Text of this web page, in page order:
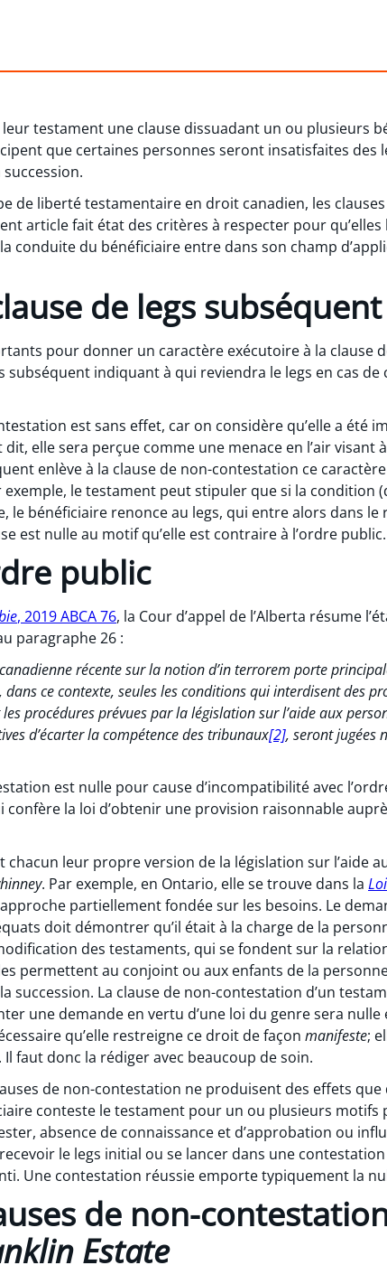
testament une clause dissuadant un ou plusieurs
que certaines personnes seront insatisfaites
de liberté testamentaire en droit canadien, les
article fait état des critères à respecter pour qu’elles
conduite du bénéficiaire entre dans son champ
de legs subséquent
pour donner un caractère exécutoire à la clause
subséquent indiquant à qui reviendra le legs en cas
est sans effet, car on considère qu’elle a été
dit, elle sera perçue comme une menace en l’air
enlève à la clause de non-contestation ce caractère
exemple, le testament peut stipuler que si la condition
le bénéficiaire renonce au legs, qui entre alors dans
est nulle au motif qu’elle est contraire à l’ordre public.
public
, 2019 ABCA 76, la Cour d’appel de l’Alberta résume
paragraphe 26 :
récente sur la notion d’in terrorem porte
dans ce contexte, seules les conditions qui interdisent des
procédures prévues par la législation sur l’aide aux
d’écarter la compétence des tribunaux[2], seront jugées
est nulle pour cause d’incompatibilité avec
la loi d’obtenir une provision raisonnable
leur propre version de la législation sur l’aide
. Par exemple, en Ontario, elle se trouve dans la
partiellement fondée sur les besoins. Le
doit démontrer qu’il était à la charge de la
des testaments, qui se fondent sur la
permettent au conjoint ou aux enfants de la
succession. La clause de non-contestation d’un
une demande en vertu d’une loi du genre sera
qu’elle restreigne ce droit de façon manifeste;
. Il faut donc la rédiger avec beaucoup de soin.
de non-contestation ne produisent des effets
conteste le testament pour un ou plusieurs motifs
absence de connaissance et d’approbation ou
le legs initial ou se lancer dans une
Une contestation réussie emporte typiquement la
de non-
Estate